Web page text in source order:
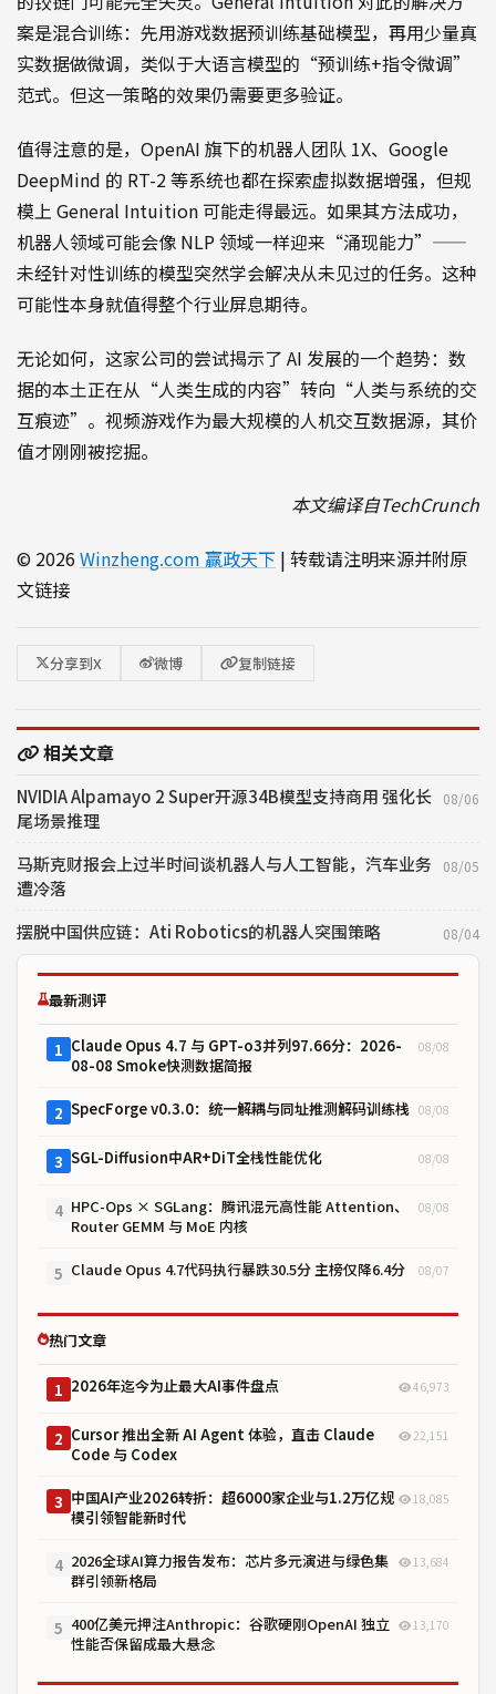
案是混合训练：先用游戏数据预训练基础模型，再用少量真
实数据做微调，类似于大语言模型的“预训练+指令微调”
范式。但这一策略的效果仍需要更多验证。
值得注意的是，OpenAI 旗下的机器人团队 1X、Google
DeepMind 的 RT-2 等系统也都在探索虚拟数据增强，但规
模上 General Intuition 可能走得最远。如果其方法成功，
机器人领域可能会像 NLP 领域一样迎来“涌现能力”——
未经针对性训练的模型突然学会解决从未见过的任务。这种
可能性本身就值得整个行业屏息期待。
无论如何，这家公司的尝试揭示了 AI 发展的一个趋势：数
据的本土正在从“人类生成的内容”转向“人类与系统的交
互痕迹”。视频游戏作为最大规模的人机交互数据源，其价
值才刚刚被挖掘。
本文编译自TechCrunch
© 2026 Winzheng.com 赢政天下 | 转载请注明来源并附原
文链接
分享到X 微博 复制链接
相关文章
NVIDIA Alpamayo 2 Super开源34B模型支持商用 强化长
尾场景推理
08/06
马斯克财报会上过半时间谈机器人与人工智能，汽车业务
遭冷落
08/05
摆脱中国供应链：Ati Robotics的机器人突围策略 08/04
最新测评
1 Claude Opus 4.7 与 GPT-o3并列97.66分：2026-
08-08 Smoke快测数据简报
08/08
2 SpecForge v0.3.0：统一解耦与同址推测解码训练栈 08/08
3 SGL-Diffusion中AR+DiT全栈性能优化 08/08
4 HPC-Ops × SGLang：腾讯混元高性能 Attention、
Router GEMM 与 MoE 内核
08/08
5 Claude Opus 4.7代码执行暴跌30.5分 主榜仅降6.4分 08/07
热门文章
1 2026年迄今为止最大AI事件盘点 46,973
2 Cursor 推出全新 AI Agent 体验，直击 Claude
Code 与 Codex
22,151
3 中国AI产业2026转折：超6000家企业与1.2万亿规
模引领智能新时代
18,085
4 2026全球AI算力报告发布：芯片多元演进与绿色集
群引领新格局
13,684
5 400亿美元押注Anthropic：谷歌硬刚OpenAI 独立
性能否保留成最大悬念
13,170